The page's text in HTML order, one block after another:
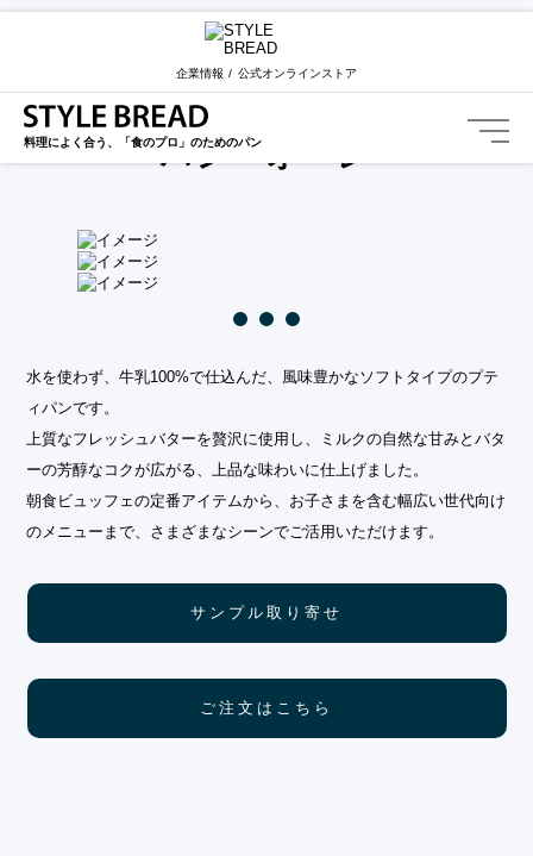
企業情報 公式オンラインストア
料理によく合う、「食のプロ」のためのパン
カテゴリー一覧 パン・オ・レ
Pain au lait
パン・オ・レ
水を使わず、牛乳100%で仕込んだ、風味豊かなソフトタイプのプテ
ィパンです。
上質なフレッシュバターを贅沢に使用し、ミルクの自然な甘みとバタ
ーの芳醇なコクが広がる、上品な味わいに仕上げました。
朝食ビュッフェの定番アイテムから、お子さまを含む幅広い世代向け
のメニューまで、さまざまなシーンでご活用いただけます。
サンプル取り寄せ
ご注文はこちら